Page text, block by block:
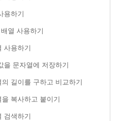
용하기
열 사용하기
사용하기
을 문자열에 저장하기
길이를 구하고 비교하기
복사하고 붙이기
검색하기